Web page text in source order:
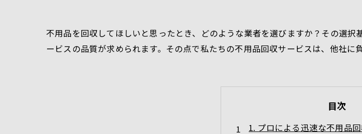
不用品を回収してほしいと思ったとき、どのような業者を選びますか？その選
ービスの品質が求められます。その点で私たちの不用品回収サービスは、他社に
目次
1. プロによる迅速な不用品